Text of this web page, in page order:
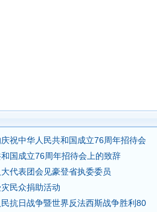
祝中华人民共和国成立76周年招待会
国成立76周年招待会上的致辞
代表团会见豪登省执委委员
民众捐助活动
抗日战争暨世界反法西斯战争胜利80